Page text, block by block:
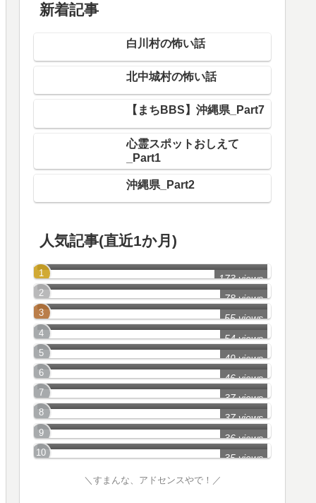
新着記事
白川村の怖い話
北中城村の怖い話
【まちBBS】沖縄県_Part7
心霊スポットおしえて
_Part1
沖縄県_Part2
人気記事(直近1か月)
173 views
長野市の怖い話
78 views
松本市の怖い話
55 views
軽井沢町の怖い話
54 views
飯田市の怖い話
49 views
佐久市の怖い話
46 views
上田市の怖い話
37 views
伊那市の怖い話
37 views
塩尻市の怖い話
36 views
岡谷市の怖い話
35 views
＼すまんな、アドセンスやで！／